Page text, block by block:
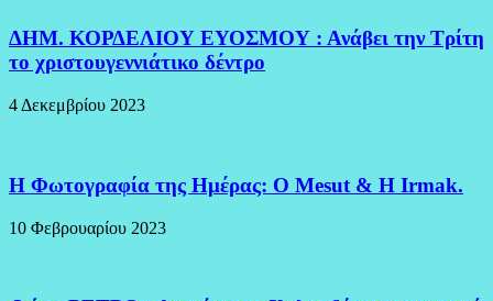
ΔΗΜ. ΚΟΡΔΕΛΙΟΥ ΕΥΟΣΜΟΥ : Ανάβει την Τρίτη
το χριστουγεννιάτικο δέντρο
4 Δεκεμβρίου 2023
H Φωτογραφία της Ημέρας: O Mesut & Η Irmak.
10 Φεβρουαρίου 2023